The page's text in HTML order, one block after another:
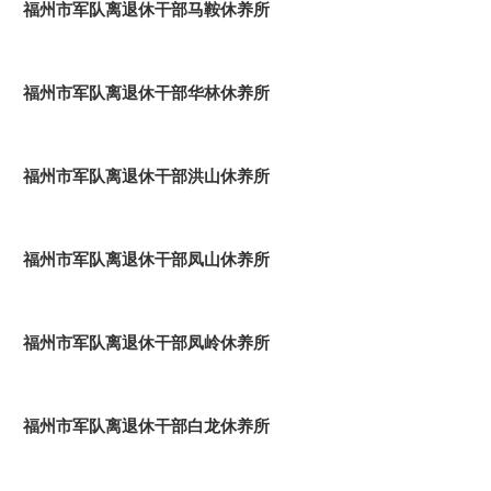
福州市军队离退休干部马鞍休养所
福州市军队离退休干部华林休养所
福州市军队离退休干部洪山休养所
福州市军队离退休干部凤山休养所
福州市军队离退休干部凤岭休养所
福州市军队离退休干部白龙休养所